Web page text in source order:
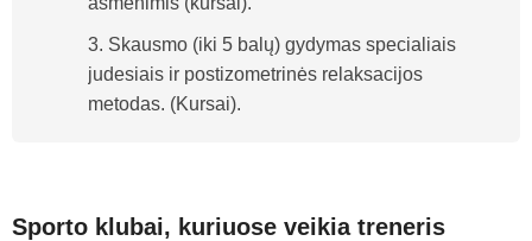
3. Skausmo (iki 5 balų) gydymas specialiais
judesiais ir postizometrinės relaksacijos
metodas. (Kursai).
Sporto klubai, kuriuose veikia treneris